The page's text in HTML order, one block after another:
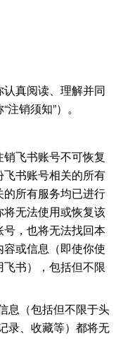
真阅读、理解并同
销须知”）。
销飞书账号不可恢复
书账号相关的所有
所有服务均已进行
无法使用或恢复该
，也将无法找回本
或信息（即使你使
书），包括但不限
息（包括但不限于头
录、收藏等）都将无